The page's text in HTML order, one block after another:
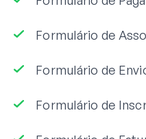
Formulário de
Formulário de
Formulário de